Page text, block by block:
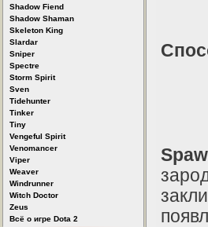
Shadow Fiend
Shadow Shaman
Skeleton King
Slardar
Sniper
Spectre
Storm Spirit
Sven
Tidehunter
Tinker
Tiny
Vengeful Spirit
Venomancer
Viper
Weaver
Windrunner
Witch Doctor
Zeus
Всё о игре Dota 2